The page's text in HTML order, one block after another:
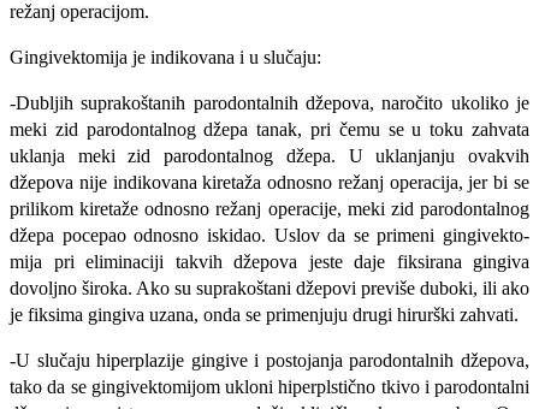
režanj operacijom.
Gingivektomija je indikovana i u slučaju:
-Dubljih suprakoštanih parodontalnih džepo­va, naročito ukoliko je
meki zid parodontalnog dže­pa tanak, pri čemu se u toku zahvata
uklanja meki zid parodontalnog džepa. U uklanjanju ovakvih
džepova nije indikovana kiretaža odnosno režanj operacija, jer bi se
prilikom kiretaže odnosno režanj operacije, meki zid parodontalnog
džepa pocepao odnosno iskidao. Uslov da se primeni gingivekto­
mija pri eliminaciji takvih džepova jeste daje fiksi­rana gingiva
dovoljno široka. Ako su suprakoštani džepovi previše duboki, ili ako
je fiksima gingiva uzana, onda se primenjuju drugi hirurški zahvati.
-U slučaju hiperplazije gingive i postojanja parodontalnih džepova,
tako da se gingivektomi­jom ukloni hiperplstično tkivo i parodontalni